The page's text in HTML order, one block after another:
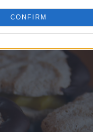
CONFIRM
krem og pyntes med